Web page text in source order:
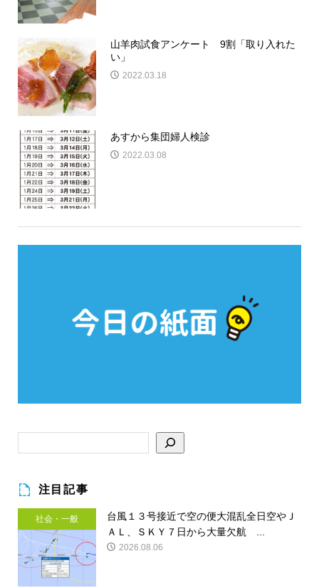
山羊肉試食アンケート 9割「取り入れた
い」
2022.03.18
あすから集団婦人検診
2022.03.08
注目記事
社会・一般
台風１３号接近で空の便大混乱全日空やＪ
ＡＬ、ＳＫＹ７日から大量欠航 ...
2026.08.06